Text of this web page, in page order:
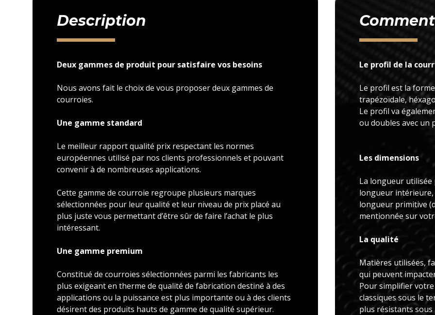
Description
Deux gammes de produit pour satisfaire vos besoins
Nous avons fait le choix de vous proposer deux gammes de
courroies.
Une gamme standard
Le meilleur rapport qualité prix respectant les normes
européennes utilisé par nos clients professionnels et pouvant
convenir à de nombreuses applications.
Cette gamme de courroie regroupe plusieurs marques
sélectionnées pour leur qualité et leur niveau de prix placé au
plus juste vous permettant d’être sûr de faire l’achat le plus
intéressant.
Une gamme premium
Constitué de courroies sélectionnées parmi les fabricants les
plus exigeant en therme de qualité de fabrication destiné à des
applications ou la puissance est plus importante ou à des clients
désirent des produits hauts de gamme de qualité supérieur.
Le profil de la
Le profil est la
trapézoïdale,
Le profil va
ou doubles avec un
Les dimensions
La longueur
longueur
longueur primitive
mentionnée sur
La qualité
Matières utilisées,
qui peuvent
Pour simplifier
classiques sous le
plus résistants